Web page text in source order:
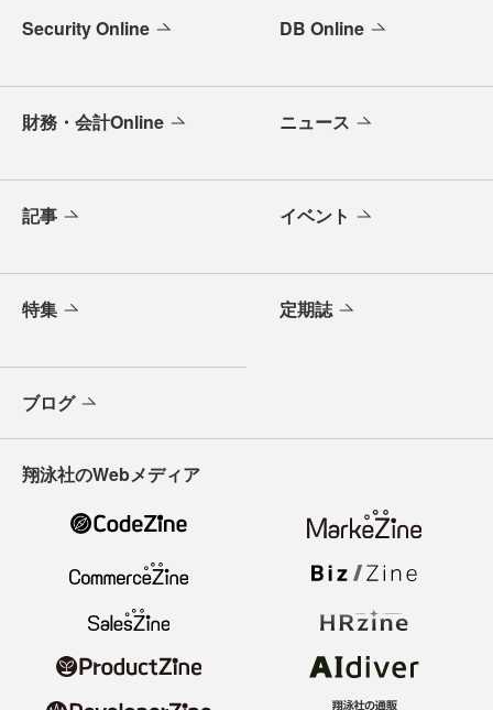
Security Online DB Online
財務・会計Online ニュース
記事 イベント
特集 定期誌
ブログ
翔泳社のWebメディア